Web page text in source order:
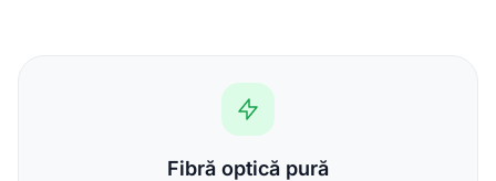
Fibră optică pură